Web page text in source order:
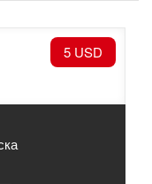
5 USD